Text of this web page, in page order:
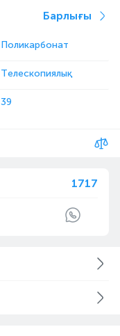
Барлығы
Поликарбонат
Телескопиялық
39
1717